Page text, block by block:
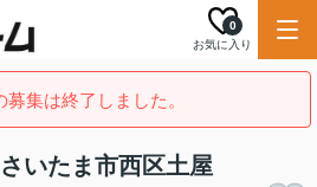
お気に入り
0
募集は終了しました。
いたま市西区土屋